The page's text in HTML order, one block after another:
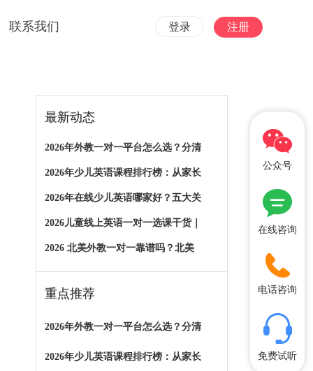
联系我们 登录 注册
最新动态
2026年外教一对一平台怎么选？分清
2026年少儿英语课程排行榜：从家长
2026年在线少儿英语哪家好？五大关
2026儿童线上英语一对一选课干货｜
2026 北美外教一对一靠谱吗？北美
重点推荐
2026年外教一对一平台怎么选？分清
2026年少儿英语课程排行榜：从家长
公众号
在线咨询
电话咨询
免费试听